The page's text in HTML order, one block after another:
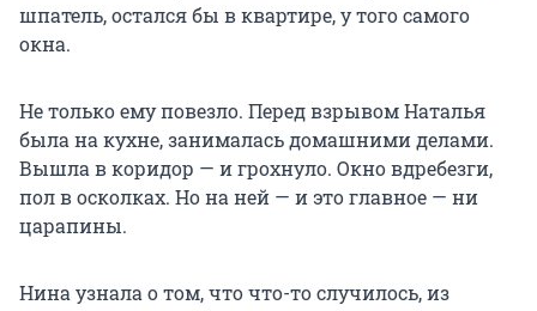
шпатель, остался бы в квартире, у того самого
окна.
Не только ему повезло. Перед взрывом Наталья
была на кухне, занималась домашними делами.
Вышла в коридор — и грохнуло. Окно вдребезги,
пол в осколках. Но на ней — и это главное — ни
царапины.
Нина узнала о том, что что-то случилось, из